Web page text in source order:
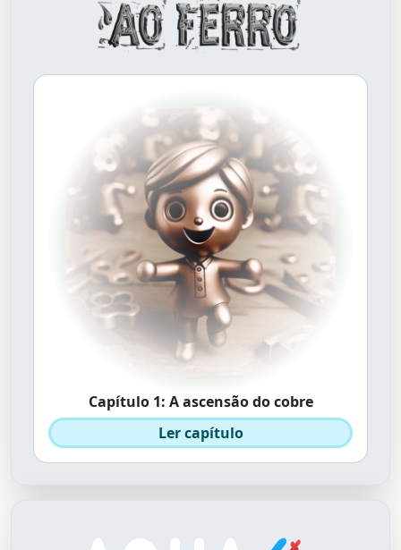
Capítulo 1: A ascensão do cobre
Ler capítulo